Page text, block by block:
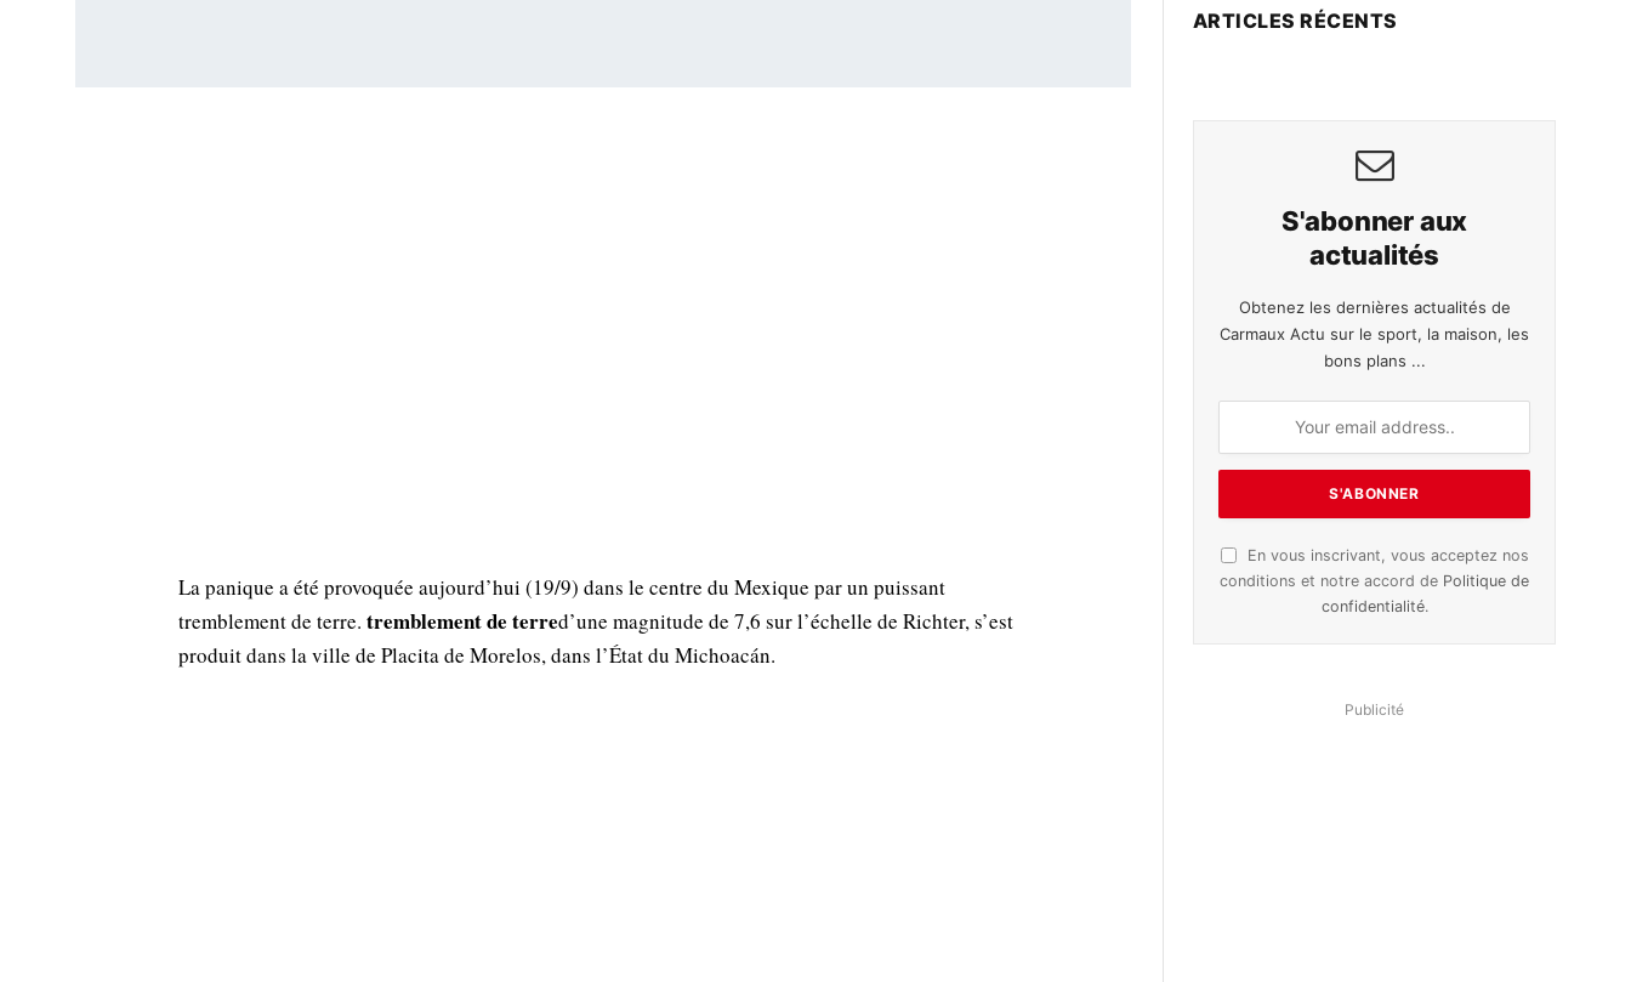
La panique a été provoquée aujourd’hui (19/9) dans le centre du Mexique par un puissant
tremblement de terre. tremblement de terred’une magnitude de 7,6 sur l’échelle de Richter, s’est
produit dans la ville de Placita de Morelos, dans l’État du Michoacán.
ARTICLES RÉCENTS
S'abonner aux
actualités
Obtenez les dernières actualités de
Carmaux Actu sur le sport, la maison, les
bons plans ...
En vous inscrivant, vous acceptez nos
conditions et notre accord de Politique de
confidentialité.
Publicité